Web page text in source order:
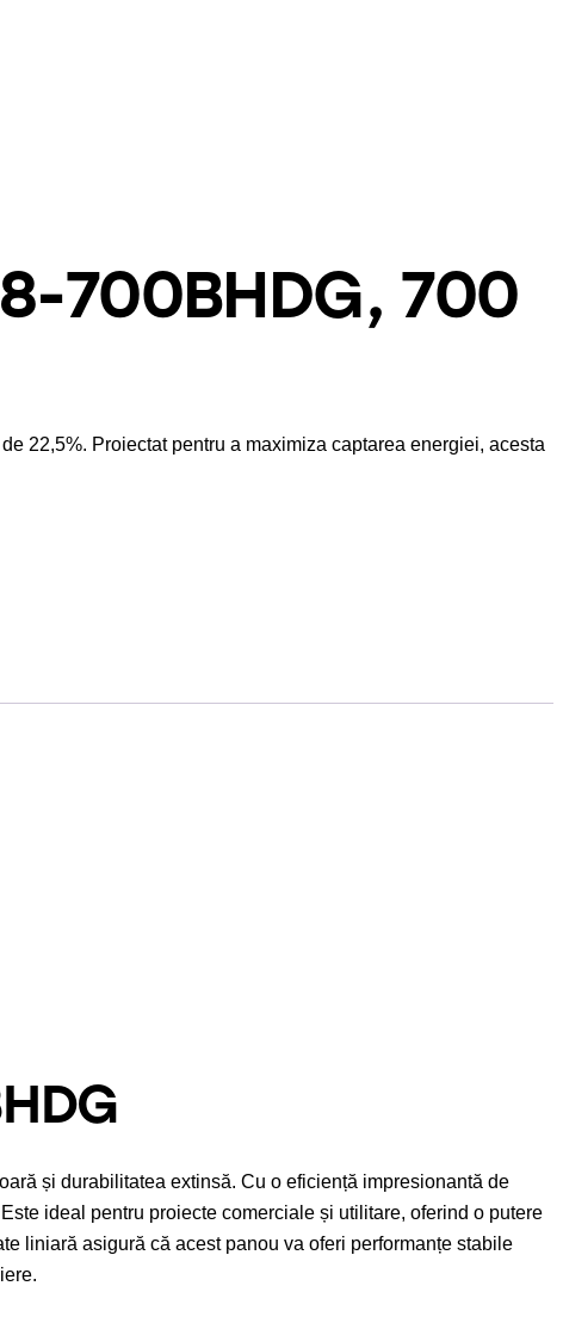
700BHDG, 700
22,5%. Proiectat pentru a maximiza captarea energiei, acesta
și durabilitatea extinsă. Cu o eficiență impresionantă de
ideal pentru proiecte comerciale și utilitare, oferind o putere
liniară asigură că acest panou va oferi performanțe stabile